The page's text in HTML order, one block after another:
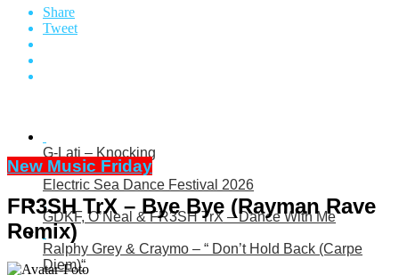
Share
Tweet
G-Lati – Knocking
Electric Sea Dance Festival 2026
GDKF, O’Neal & FR3SH TrX – Dance With Me
Ralphy Grey & Craymo – “ Don’t Hold Back (Carpe
Diem)“
New Music Friday
FR3SH TrX – Bye Bye (Rayman Rave
Remix)